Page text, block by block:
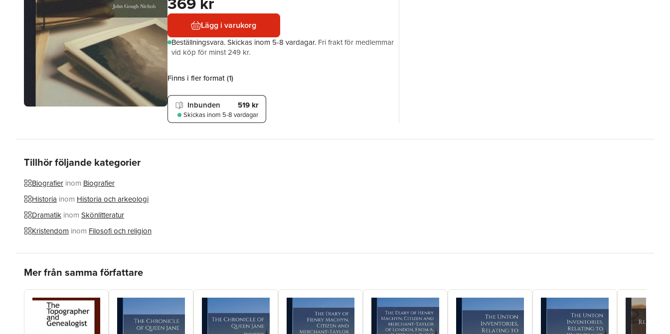
Lägg i varukorg
Beställningsvara.Skickas inom 5-8 vardagar. Fri frakt för medlemmar
vid köp för minst 249 kr.
Finns i fler format (1)
Inbunden 519 kr
Skickas inom 5-8 vardagar
Tillhör följande kategorier
Biografier inom Biografier
Historia inom Historia och arkeologi
Dramatik inom Skönlitteratur
Kristendom inom Filosofi och religion
Mer från samma författare